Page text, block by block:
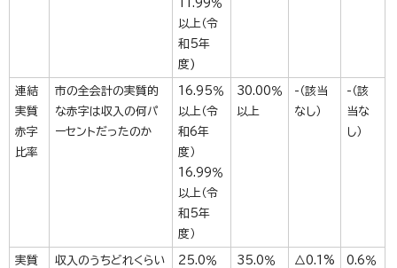
11.99％
以上（令
和5年
度)
連結
実質
赤字
比率
市の全会計の実質的
な赤字は収入の何パ
ーセントだったのか
16.95％
以上（令
和6年
度）
16.99％
以上（令
和5年
度）
30.00％
以上
-（該当
なし）
-（該
当な
し）
実質
収入のうちどれくらい
25.0％
35.0％
△0.1% 0.6％